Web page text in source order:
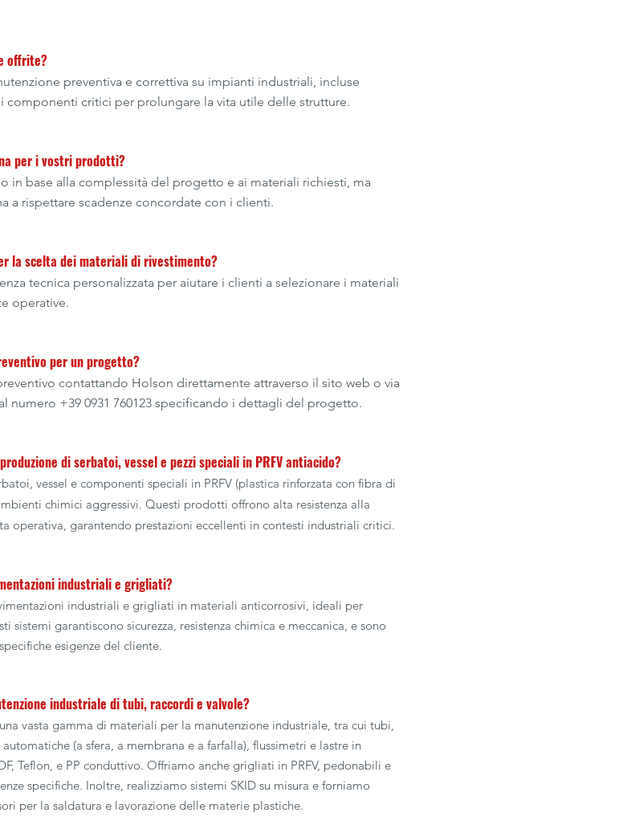
offrite?
preventiva e correttiva su impianti industriali, incluse
componenti critici per prolungare la vita utile delle strutture.
per i vostri prodotti?
in base alla complessità del progetto e ai materiali richiesti, ma
a rispettare scadenze concordate con i clienti.
la scelta dei materiali di rivestimento?
tecnica personalizzata per aiutare i clienti a selezionare i materiali
operative.
per un progetto?
contattando Holson direttamente attraverso il sito web o via
numero +39 0931 760123 specificando i dettagli del progetto.
di serbatoi, vessel e pezzi speciali in PRFV antiacido?
vessel e componenti speciali in PRFV (plastica rinforzata con fibra di
chimici aggressivi. Questi prodotti offrono alta resistenza alla
operativa, garantendo prestazioni eccellenti in contesti industriali critici.
industriali e grigliati?
industriali e grigliati in materiali anticorrosivi, ideali per
sistemi garantiscono sicurezza, resistenza chimica e meccanica, e sono
esigenze del cliente.
industriale di tubi, raccordi e valvole?
vasta gamma di materiali per la manutenzione industriale, tra cui tubi,
(a sfera, a membrana e a farfalla), flussimetri e lastre in
Teflon, e PP conduttivo. Offriamo anche grigliati in PRFV, pedonabili e
specifiche. Inoltre, realizziamo sistemi SKID su misura e forniamo
per la saldatura e lavorazione delle materie plastiche.